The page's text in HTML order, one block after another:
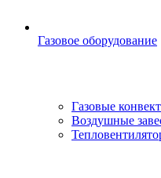
Газовое оборудование
Газовые
Воздушные